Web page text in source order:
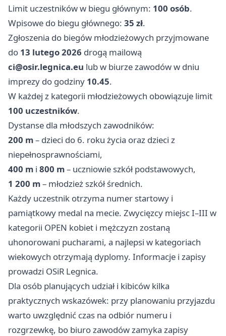
Limit uczestników w biegu głównym: 100 osób.
Wpisowe do biegu głównego: 35 zł.
Zgłoszenia do biegów młodzieżowych przyjmowane
do 13 lutego 2026 drogą mailową
ci@osir.legnica.eu lub w biurze zawodów w dniu
imprezy do godziny 10.45.
W każdej z kategorii młodzieżowych obowiązuje limit
100 uczestników.
Dystanse dla młodszych zawodników:
200 m– dzieci do 6. roku życia oraz dzieci z
niepełnosprawnościami,
400 m i 800 m– uczniowie szkół podstawowych,
1 200 m– młodzież szkół średnich.
Każdy uczestnik otrzyma numer startowy i
pamiątkowy medal na mecie. Zwycięzcy miejsc I–III w
kategorii OPEN kobiet i mężczyzn zostaną
uhonorowani pucharami, a najlepsi w kategoriach
wiekowych otrzymają dyplomy. Informacje i zapisy
prowadzi OSiR Legnica.
Dla osób planujących udział i kibiców kilka
praktycznych wskazówek: przy planowaniu przyjazdu
warto uwzględnić czas na odbiór numeru i
rozgrzewkę, bo biuro zawodów zamyka zapisy